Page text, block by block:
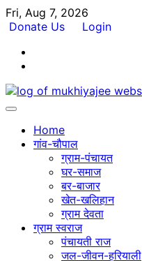
Skip
to
Fri, Aug 7, 2026
Donate Us
Login
Home
गांव-चौपाल
ग्राम-पंचायत
घर-समाज
बर-बाजार
खेत-खलिहान
ग्राम देवता
ग्राम स्वराज
पंचायती राज
जल-जीवन-हरियाली